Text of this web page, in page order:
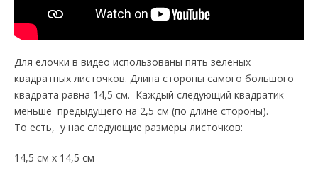
Для елочки в видео использованы пять зеленых
квадратных листочков. Длина стороны самого большого
квадрата равна 14,5 см. Каждый следующий квадратик
меньше предыдущего на 2,5 см (по длине стороны).
То есть, у нас следующие размеры листочков:
14,5 см х 14,5 см